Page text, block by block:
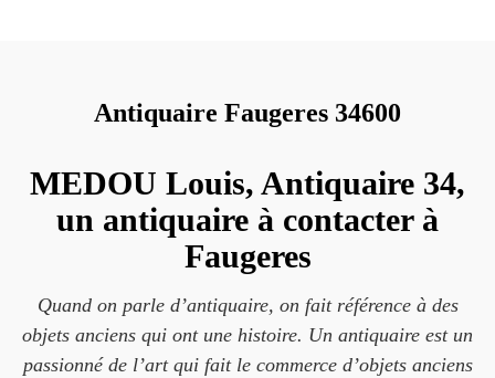
Antiquaire Faugeres 34600
MEDOU Louis, Antiquaire 34,
un antiquaire à contacter à
Faugeres
Quand on parle d’antiquaire, on fait référence à des
objets anciens qui ont une histoire. Un antiquaire est un
passionné de l’art qui fait le commerce d’objets anciens